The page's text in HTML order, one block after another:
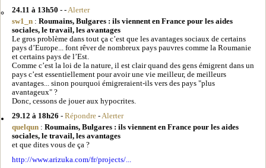
24.11 à 13h50 - - Alerter
sw1_n : Roumains, Bulgares : ils viennent en France pour les aides
sociales, le travail, les avantages
Le gros problème dans tout ça c’est que les avantages sociaux de certains
pays d’Europe... font rêver de nombreux pays pauvres comme la Roumanie
et certains pays de l’Est.
Comme c’est la loi de la nature, il est clair quand des gens émigrent dans un
pays c’est essentiellement pour avoir une vie meilleur, de meilleurs
avantages... sinon pourquoi émigreraient-ils vers des pays "plus
avantageux" ?
Donc, cessons de jouer aux hypocrites.
29.12 à 18h26 - Répondre - Alerter
quelqun : Roumains, Bulgares : ils viennent en France pour les aides
sociales, le travail, les avantages
et que dites vous de ça ?
http://www.arizuka.com/fr/projects/...